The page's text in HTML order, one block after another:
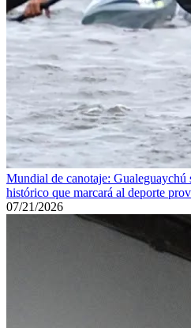
Mundial de canotaje: Gualeguaychú
histórico que marcará al deporte
07/21/2026